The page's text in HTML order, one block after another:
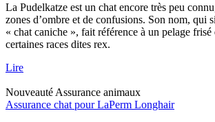
La Pudelkatze est un chat encore très peu
zones d’ombre et de confusions. Son nom, qui
« chat caniche », fait référence à un pelage
certaines races dites rex.
Lire
Nouveauté Assurance animaux
Assurance chat pour LaPerm Longhair